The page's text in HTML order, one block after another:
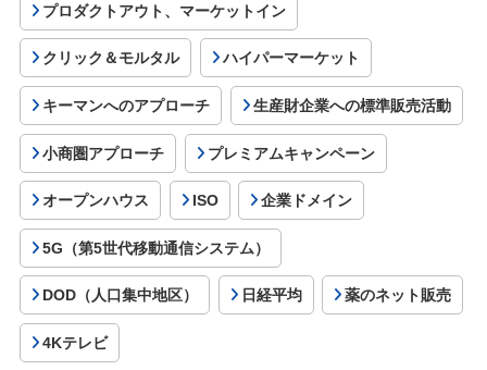
プロダクトアウト、マーケットイン
クリック＆モルタル ハイパーマーケット
キーマンへのアプローチ 生産財企業への標準販売活動
小商圏アプローチ プレミアムキャンペーン
オープンハウス ISO 企業ドメイン
5G（第5世代移動通信システム）
DOD（人口集中地区） 日経平均 薬のネット販売
4Kテレビ